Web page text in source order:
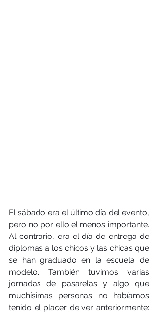
El sábado era el último día del evento,
pero no por ello el menos importante.
Al contrario, era el día de entrega de
diplomas a los chicos y las chicas que
se han graduado en la escuela de
modelo. También tuvimos varias
jornadas de pasarelas y algo que
muchísimas personas no habíamos
tenido el placer de ver anteriormente: